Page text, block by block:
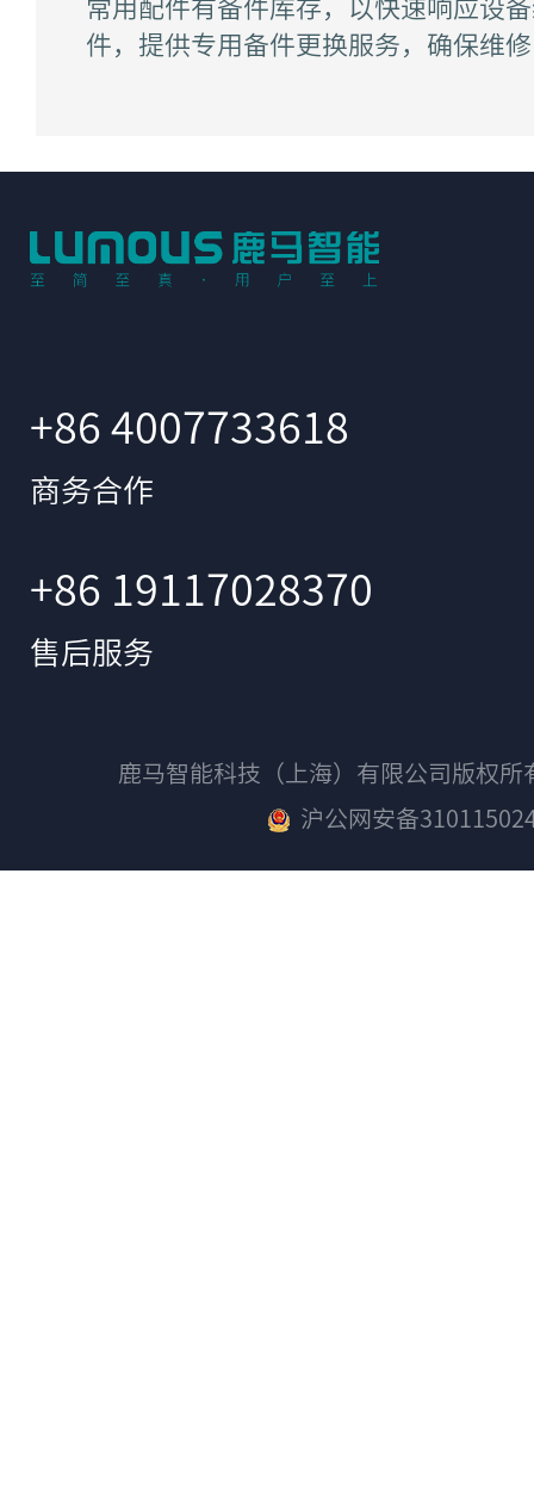
常⽤配件有备件库存，以快速响应设
件，提供专⽤备件更换服务，确保维
+86 4007733618
商务合作
+86 19117028370
售后服务
鹿马智能科技（上海）有限公司版权
沪公网安备